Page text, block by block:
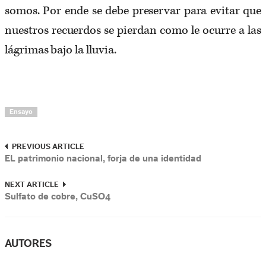
somos. Por ende se debe preservar para evitar que
nuestros recuerdos se pierdan como le ocurre a las
lágrimas bajo la lluvia.
Ensayo
PREVIOUS ARTICLE
EL patrimonio nacional, forja de una identidad
NEXT ARTICLE
Sulfato de cobre, CuSO4
AUTORES